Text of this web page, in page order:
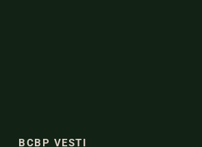
BCBP VESTI